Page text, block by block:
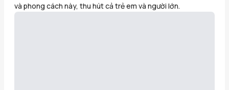
và phong cách này, thu hút cả trẻ em và người lớn.